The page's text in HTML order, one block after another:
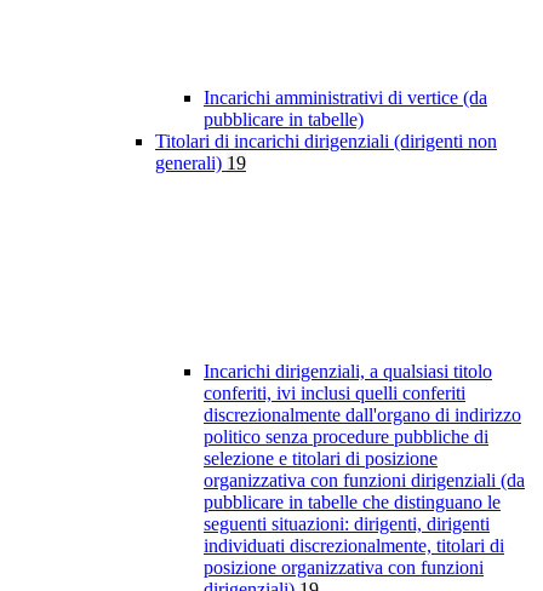
Incarichi amministrativi di vertice (da
pubblicare in tabelle)
Titolari di incarichi dirigenziali (dirigenti non
generali) 19
Incarichi dirigenziali, a qualsiasi titolo
conferiti, ivi inclusi quelli conferiti
discrezionalmente dall'organo di indirizzo
politico senza procedure pubbliche di
selezione e titolari di posizione
organizzativa con funzioni dirigenziali (da
pubblicare in tabelle che distinguano le
seguenti situazioni: dirigenti, dirigenti
individuati discrezionalmente, titolari di
posizione organizzativa con funzioni